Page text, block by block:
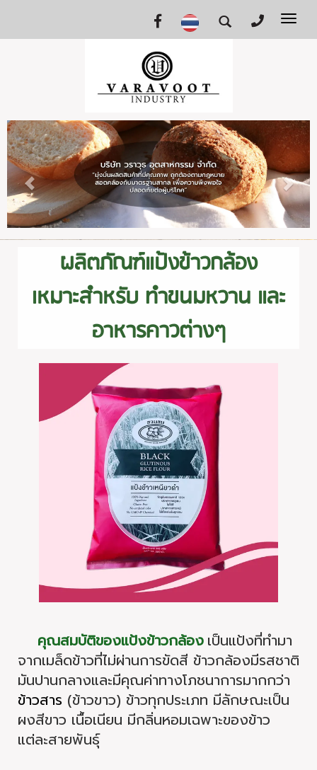
ผลิตภัณฑ์แป้งข้าวกล้อง
เหมาะสำหรับ ทำขนมหวาน และ
อาหารคาวต่างๆ
คุณสมบัติของแป้งข้าวกล้อง เป็นแป้งที่ทำมา
จากเมล็ดข้าวที่ไม่ผ่านการขัดสี ข้าวกล้องมีรสชาติ
มันปานกลางและมีคุณค่าทางโภชนาการมากกว่า
ข้าวสาร (ข้าวขาว) ข้าวทุกประเภท มีลักษณะเป็น
ผงสีขาว เนื้อเนียน มีกลิ่นหอมเฉพาะของข้าว
แต่ละสายพันธุ์